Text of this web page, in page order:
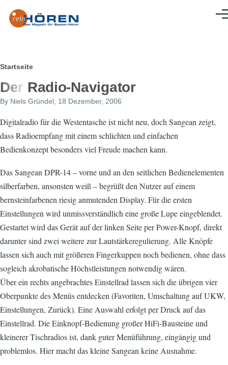
Pfadnavigation
Startseite
Der Radio-Navigator
By Niels Gründel , 18 Dezember, 2006
Digitalradio für die Westentasche ist nicht neu, doch Sangean zeigt,
dass Radioempfang mit einem schlichten und einfachen
Bedienkonzept besonders viel Freude machen kann.
Das Sangean DPR-14 – vorne und an den seitlichen Bedienelementen
silberfarben, ansonsten weiß – begrüßt den Nutzer auf einem
bernsteinfarbenen riesig anmutenden Display. Für die ersten
Einstellungen wird unmissverständlich eine große Lupe eingeblendet.
Gestartet wird das Gerät auf der linken Seite per Power-Knopf, direkt
darunter sind zwei weitere zur Lautstärkeregulierung. Alle Knöpfe
lassen sich auch mit größeren Fingerkuppen noch bedienen, ohne dass
sogleich akrobatische Höchstleistungen notwendig wären.
Über ein rechts angebrachtes Einstellrad lassen sich die übrigen vier
Oberpunkte des Menüs entdecken (Favoriten, Umschaltung auf UKW,
Einstellungen, Zurück). Eine Auswahl erfolgt per Druck auf das
Einstellrad. Die Einknopf-Bedienung großer HiFi-Bausteine und
kleinerer Tischradios ist, dank guter Menüführung, eingängig und
problemlos. Hier macht das kleine Sangean keine Ausnahme.